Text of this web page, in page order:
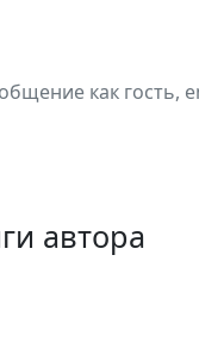
как гость,
автора